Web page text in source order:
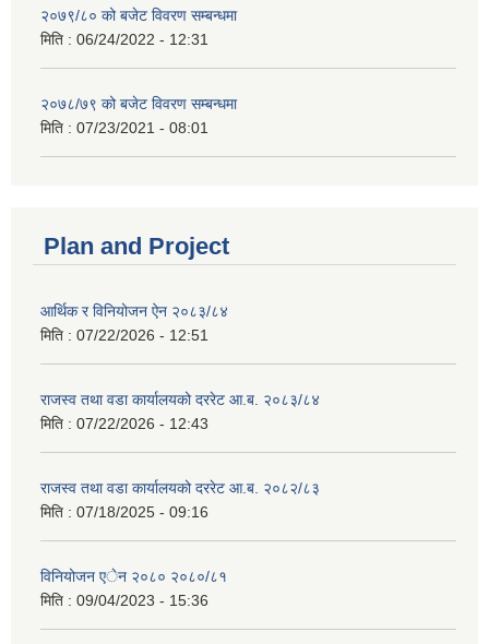
२०७९/८० को बजेट विवरण सम्बन्धमा
मिति : 06/24/2022 - 12:31
२०७८/७९ को बजेट विवरण सम्बन्धमा
मिति : 07/23/2021 - 08:01
Plan and Project
आर्थिक र विनियोजन ऐन २०८३/८४
मिति : 07/22/2026 - 12:51
राजस्व तथा वडा कार्यालयको दररेट आ.ब. २०८३/८४
मिति : 07/22/2026 - 12:43
राजस्व तथा वडा कार्यालयको दररेट आ.ब. २०८२/८३
मिति : 07/18/2025 - 09:16
विनियोजन एेन २०८० २०८०/८१
मिति : 09/04/2023 - 15:36